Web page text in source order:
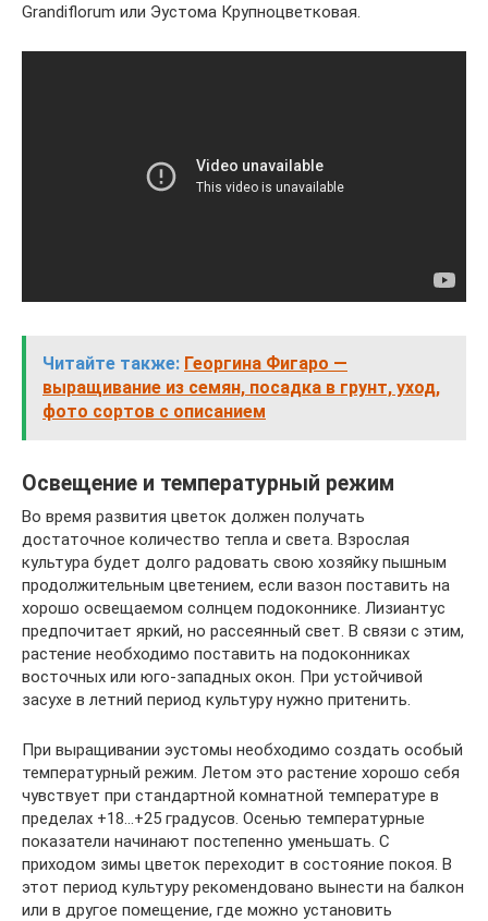
Grandiflorum или Эустома Крупноцветковая.
Читайте также: Георгина Фигаро —
выращивание из семян, посадка в грунт, уход,
фото сортов с описанием
Освещение и температурный режим
Во время развития цветок должен получать
достаточное количество тепла и света. Взрослая
культура будет долго радовать свою хозяйку пышным
продолжительным цветением, если вазон поставить на
хорошо освещаемом солнцем подоконнике. Лизиантус
предпочитает яркий, но рассеянный свет. В связи с этим,
растение необходимо поставить на подоконниках
восточных или юго-западных окон. При устойчивой
засухе в летний период культуру нужно притенить.
При выращивании эустомы необходимо создать особый
температурный режим. Летом это растение хорошо себя
чувствует при стандартной комнатной температуре в
пределах +18…+25 градусов. Осенью температурные
показатели начинают постепенно уменьшать. С
приходом зимы цветок переходит в состояние покоя. В
этот период культуру рекомендовано вынести на балкон
или в другое помещение, где можно установить